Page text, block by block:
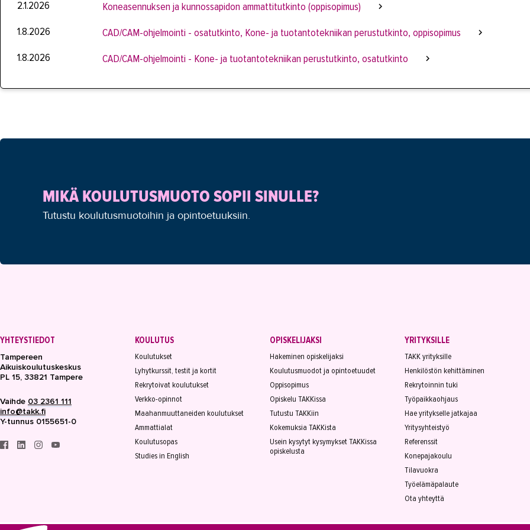
2.1.2026
Koneasennuksen ja kunnossapidon ammattitutkinto (oppisopimus)
1.8.2026
CAD/CAM-ohjelmointi - osatutkinto, Kone- ja tuotantotekniikan perustutkinto, oppisopimus
1.8.2026
CAD/CAM-ohjelmointi - Kone- ja tuotantotekniikan perustutkinto, osatutkinto
MIKÄ KOULUTUSMUOTO SOPII SINULLE?
Tutustu koulutusmuotoihin ja opintoetuuksiin.
YHTEYSTIEDOT
Tampereen
Aikuiskoulutuskeskus
PL 15, 33821 Tampere
Vaihde 03 2361 111
info@takk.fi
Y-tunnus 0155651-0
KOULUTUS
Koulutukset
Lyhytkurssit, testit ja kortit
Rekrytoivat koulutukset
Verkko-opinnot
Maahanmuuttaneiden koulutukset
Ammattialat
Koulutusopas
Studies in English
OPISKELIJAKSI
Hakeminen opiskelijaksi
Koulutusmuodot ja opintoetuudet
Oppisopimus
Opiskelu TAKKissa
Tutustu TAKKiin
Kokemuksia TAKKista
Usein kysytyt kysymykset TAKKissa
opiskelusta
YRITYKSILLE
TAKK yrityksille
Henkilöstön kehittäminen
Rekrytoinnin tuki
Työpaikkaohjaus
Hae yritykselle jatkajaa
Yritysyhteistyö
Referenssit
Konepajakoulu
Tilavuokra
Työelämäpalaute
Ota yhteyttä